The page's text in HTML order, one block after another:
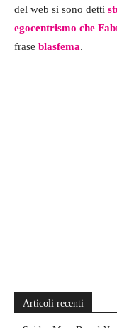
del web si sono detti
egocentrismo che
frase blasfema.
Articoli recenti